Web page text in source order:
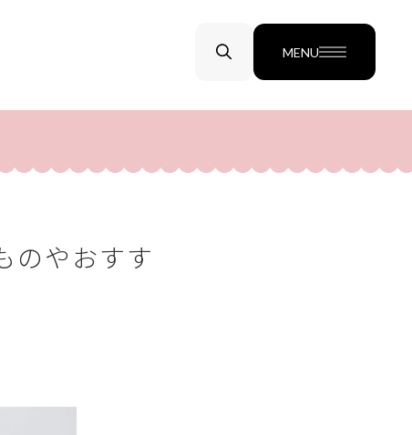
MENU
のやおすす